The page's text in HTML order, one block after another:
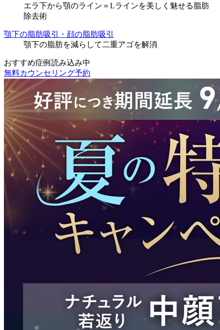
エラ下から顎のライン＝Lラインを美しく魅せる脂肪
除去術
顎下の脂肪吸引・顔の脂肪吸引
顎下の脂肪を減らして二重アゴを解消
おすすめ症例読み込み中
無料カウンセリング予約